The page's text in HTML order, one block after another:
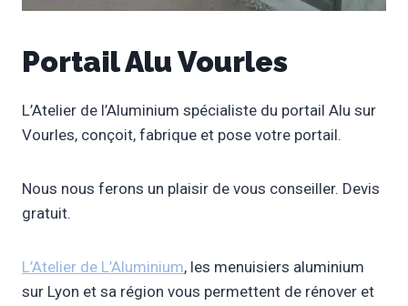
Portail Alu Vourles
L’Atelier de l’Aluminium spécialiste du portail Alu sur
Vourles, conçoit, fabrique et pose votre portail.
Nous nous ferons un plaisir de vous conseiller. Devis
gratuit.
L’Atelier de L’Aluminium, les menuisiers aluminium
sur Lyon et sa région vous permettent de rénover et